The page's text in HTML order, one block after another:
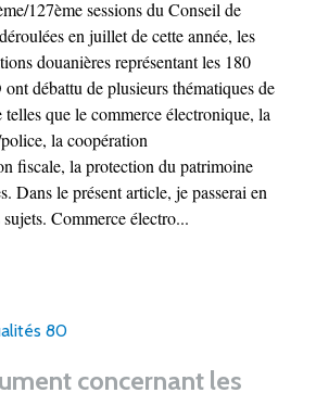
127ème sessions du Conseil de
en juillet de cette année, les
douanières représentant les 180
débattu de plusieurs thématiques de
que le commerce électronique, la
la coopération
fiscale, la protection du patrimoine
Dans le présent article, je passerai en
Commerce électro...
80
concernant les